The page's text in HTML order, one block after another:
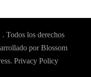
. Todos los derechos
porBlossom
. Privacy Policy